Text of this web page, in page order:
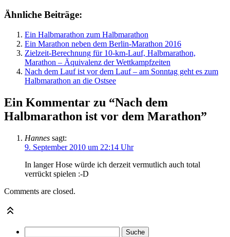
Ähnliche Beiträge:
Ein Halbmarathon zum Halbmarathon
Ein Marathon neben dem Berlin-Marathon 2016
Zielzeit-Berechnung für 10-km-Lauf, Halbmarathon,
Marathon – Äquivalenz der Wettkampfzeiten
Nach dem Lauf ist vor dem Lauf – am Sonntag geht es zum
Halbmarathon an die Ostsee
Ein Kommentar zu “Nach dem
Halbmarathon ist vor dem Marathon”
Hannes sagt:
9. September 2010 um 22:14 Uhr
In langer Hose würde ich derzeit vermutlich auch total
verrückt spielen :-D
Comments are closed.